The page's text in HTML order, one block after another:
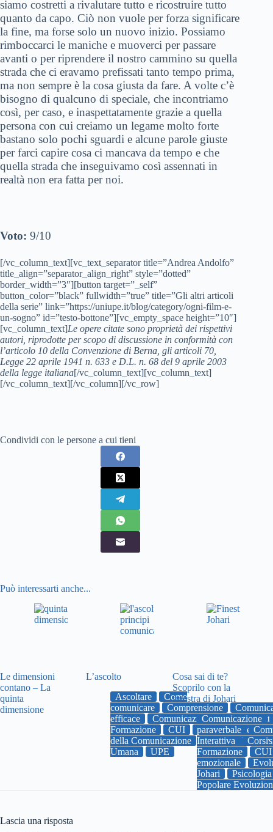
siamo costretti a rivalutare tutto e ricostruire tutto
quanto da capo. Ciò non vuole per forza significare
la fine, ma forse solo un nuovo inizio. Possiamo
rimboccarci le maniche e muoverci per passare
avanti o per riprendere il nostro cammino su quella
strada che ci eravamo prefissati tanto tempo prima,
ma non sempre è la cosa giusta da fare. A volte c’è
bisogno di qualcuno di speciale, che incontriamo
così, per caso, e inaspettatamente grazie a quella
persona con cui creiamo un legame molto forte
bastano solo pochi sguardi e alcune parole giuste
per farci capire cosa ci mancava da tempo e che
quella strada che inseguivamo così assennati in
realtà non era fatta per noi.
Voto: 9/10
[/vc_column_text][vc_text_separator title=”Andrea Andolfo”
title_align=”separator_align_right” style=”dotted”
border_width=”3″][button target=”_self”
button_color=”black” fullwidth=”true” title=”Gli altri articoli
della serie” link=”https://uniupe.it/blog/category/ogni-film-e-
un-sogno” id=”testo-bottone”][vc_empty_space height=”10″]
[vc_column_text]Le opere citate sono proprietà dei rispettivi
autori, riprodotte per scopo di discussione in conformità con
l’articolo 10 della Convenzione di Berna, gli articoli 70,
Legge 22 aprile 1941 n. 633 e D.L. n. 68 del 9 aprile 2003
della legge italiana[/vc_column_text][vc_column_text]
[/vc_column_text][/vc_column][/vc_row]
Condividi con le persone a cui tieni
Può interessarti anche...
Le dimensioni
contano – La
quinta
dimensione
L’ascolto
Ascoltare
Come
comunicare
Comprensione
efficace
Comunicazione Umana
Formazione
CUI Emozioni
della Comunicazione
uniupe
Umana
UPE
Cosa sai di te?
Scoprilo con la
finestra di Johari
Comunicazione
paraverbale
Interattiva
Corsi
Formazione
CUI
emozionale
Johari
Psicologia
Popolare
Lascia una risposta